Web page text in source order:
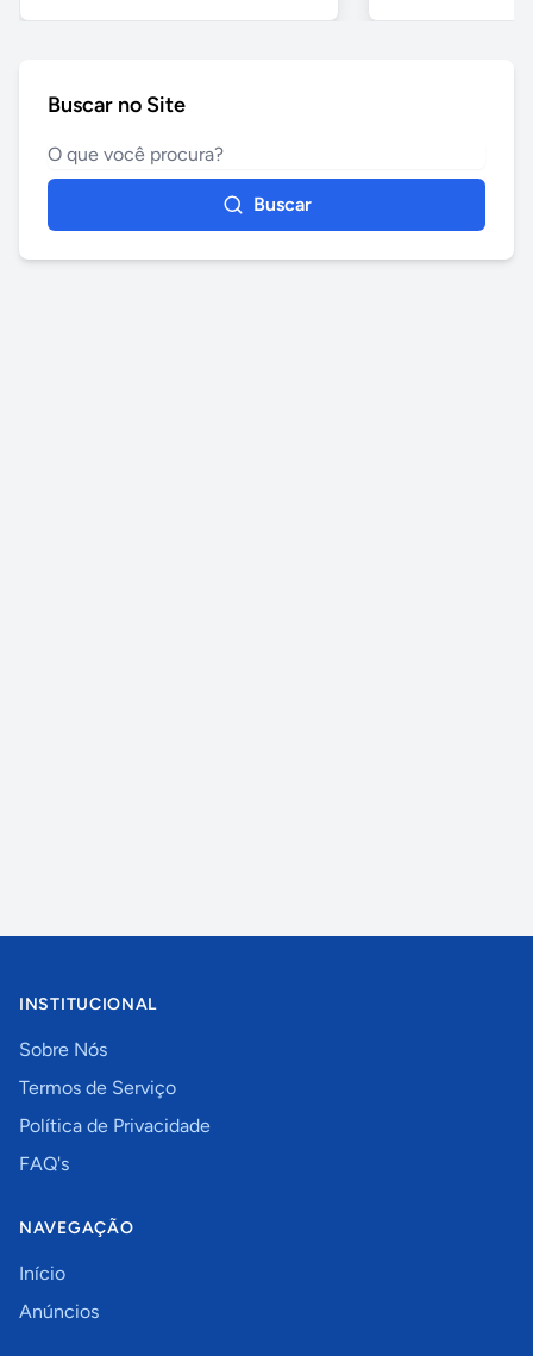
Buscar no Site
Buscar
INSTITUCIONAL
Sobre Nós
Termos de Serviço
Política de Privacidade
FAQ's
NAVEGAÇÃO
Início
Anúncios